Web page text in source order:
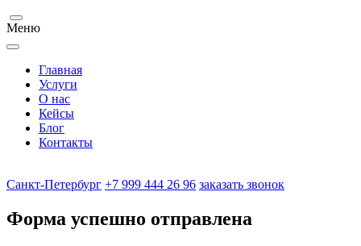
Меню
Главная
Услуги
О нас
Кейсы
Блог
Контакты
Санкт-Петербург +7 999 444 26 96 заказать звонок
Форма успешно отправлена